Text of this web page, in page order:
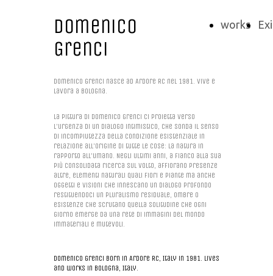
Domenico
Grenci
works
Domenico Grenci nasce ad Ardore RC nel 1981. Vive e
lavora a Bologna.
La pittura di Domenico Grenci ci proietta verso
l'urgenza di un dialogo intimistico, che sonda il senso
di incompiutezza della condizione esistenziale in
relazione all'origine di tutte le cose: la natura in
rapporto all'umano. Negli ultimi anni, a fianco alla sua
più consolidata ricerca sul volto, affiorano presenze
altre, elementi naturali quali fiori e piante ma anche
oggetti e visioni che innescano un dialogo profondo
restituendoci un pluralismo residuale, ombre o
esistenze che scrutano quella solitudine che ogni
giorno emerge da una rete di immagini del mondo
immateriali e mutevoli.
Domenico Grenci born in Ardore RC, Italy in 1981. Lives
and works in Bologna, Italy.